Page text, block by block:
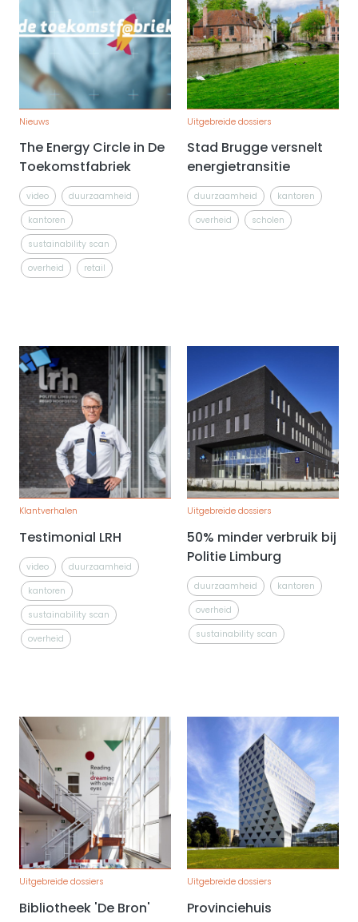
Nieuws
The Energy Circle in De
Toekomstfabriek
video
duurzaamheid
kantoren
sustainability scan
overheid
retail
Uitgebreide dossiers
Stad Brugge versnelt
energietransitie
duurzaamheid
kantoren
overheid
scholen
Klantverhalen
Testimonial LRH
video
duurzaamheid
kantoren
sustainability scan
overheid
Uitgebreide dossiers
50% minder verbruik bij
Politie Limburg
duurzaamheid
kantoren
overheid
sustainability scan
Uitgebreide dossiers
Bibliotheek 'De Bron'
Uitgebreide dossiers
Provinciehuis